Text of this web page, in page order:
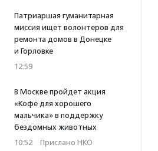
Патриаршая гуманитарная
миссия ищет волонтеров для
ремонта домов в Донецке
и Горловке
12:59
В Москве пройдет акция
«Кофе для хорошего
мальчика» в поддержку
бездомных животных
10:52 · Прислано НКО